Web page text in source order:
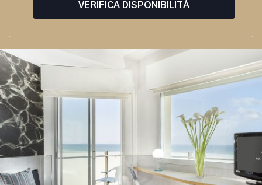
VERIFICA DISPONIBILITÀ